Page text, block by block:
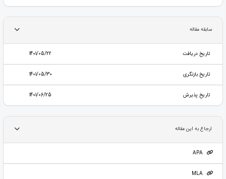
سابقه مقاله
تاریخ دریافت 1401/05/22
تاریخ بازنگری 1401/05/30
تاریخ پذیرش 1401/06/25
ارجاع به این مقاله
APA
MLA